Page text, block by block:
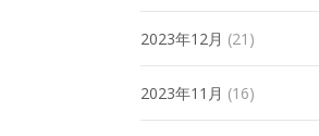
2023年12月 (21)
2023年11月 (16)